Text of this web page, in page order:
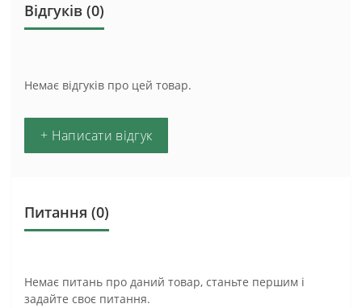
Відгуків (0)
Немає відгуків про цей товар.
+ Написати відгук
Питання (0)
Немає питань про даний товар, станьте першим і
задайте своє питання.